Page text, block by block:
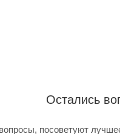
Остались
посоветуют